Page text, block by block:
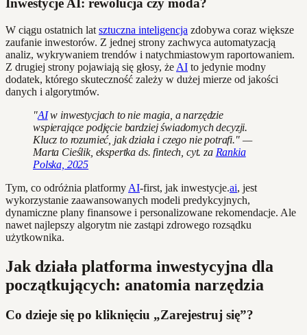
Inwestycje AI: rewolucja czy moda?
W ciągu ostatnich lat sztuczna inteligencja zdobywa coraz większe
zaufanie inwestorów. Z jednej strony zachwyca automatyzacją
analiz, wykrywaniem trendów i natychmiastowym raportowaniem.
Z drugiej strony pojawiają się głosy, że AI to jedynie modny
dodatek, którego skuteczność zależy w dużej mierze od jakości
danych i algorytmów.
"AIw inwestycjach to nie magia, a narzędzie
wspierające podjęcie bardziej świadomych decyzji.
Klucz to rozumieć, jak działa i czego nie potrafi." —
Marta Cieślik, ekspertka ds. fintech, cyt. za Rankia
Polska, 2025
Tym, co odróżnia platformy AI-first, jak inwestycje.ai, jest
wykorzystanie zaawansowanych modeli predykcyjnych,
dynamiczne plany finansowe i personalizowane rekomendacje. Ale
nawet najlepszy algorytm nie zastąpi zdrowego rozsądku
użytkownika.
Jak działa platforma inwestycyjna dla
początkujących: anatomia narzędzia
Co dzieje się po kliknięciu „Zarejestruj się”?